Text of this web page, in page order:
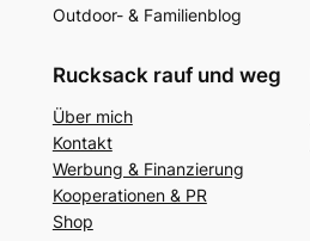
Outdoor- & Familienblog
Rucksack rauf und weg
Über mich
Kontakt
Werbung & Finanzierung
Kooperationen & PR
Shop